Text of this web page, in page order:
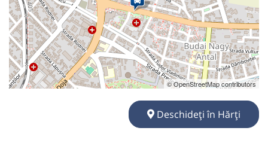
© OpenStreetMap contributors
Deschideți în Hărți